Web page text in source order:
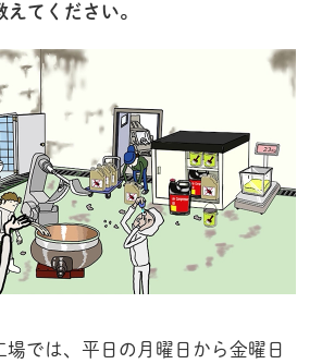
てください。
場では、平日の月曜日から金曜日